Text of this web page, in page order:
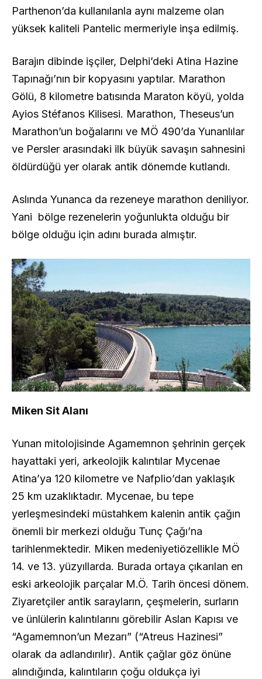
Parthenon’da kullanılanla aynı malzeme olan
yüksek kaliteli Pantelic mermeriyle inşa edilmiş.
Barajın dibinde işçiler, Delphi’deki Atina Hazine
Tapınağı’nın bir kopyasını yaptılar. Marathon
Gölü, 8 kilometre batısında Maraton köyü, yolda
Ayios Stéfanos Kilisesi. Marathon, Theseus’un
Marathon’un boğalarını ve MÖ 490’da Yunanlılar
ve Persler arasındaki ilk büyük savaşın sahnesini
öldürdüğü yer olarak antik dönemde kutlandı.
Aslında Yunanca da rezeneye marathon deniliyor.
Yani bölge rezenelerin yoğunlukta olduğu bir
bölge olduğu için adını burada almıştır.
Miken Sit Alanı
Yunan mitolojisinde Agamemnon şehrinin gerçek
hayattaki yeri, arkeolojik kalıntılar Mycenae
Atina’ya 120 kilometre ve Nafplio’dan yaklaşık
25 km uzaklıktadır. Mycenae, bu tepe
yerleşmesindeki müstahkem kalenin antik çağın
önemli bir merkezi olduğu Tunç Çağı’na
tarihlenmektedir. Miken medeniyetiözellikle MÖ
14. ve 13. yüzyıllarda. Burada ortaya çıkarılan en
eski arkeolojik parçalar M.Ö. Tarih öncesi dönem.
Ziyaretçiler antik sarayların, çeşmelerin, surların
ve ünlülerin kalıntılarını görebilir Aslan Kapısı ve
“Agamemnon’un Mezarı” (“Atreus Hazinesi”
olarak da adlandırılır). Antik çağlar göz önüne
alındığında, kalıntıların çoğu oldukça iyi